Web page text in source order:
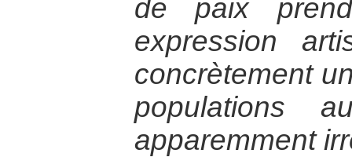
de paix prend
expression
concrètement
populations
apparemment